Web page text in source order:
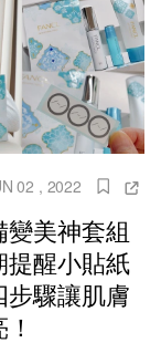
02 , 2022
美神套組
提醒小貼紙
驟讓肌膚